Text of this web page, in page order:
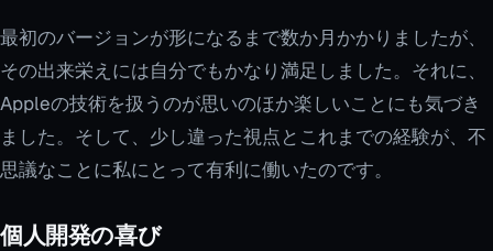
最初のバージョンが形になるまで数か月かかりましたが、
その出来栄えには自分でもかなり満足しました。それに、
Appleの技術を扱うのが思いのほか楽しいことにも気づき
ました。そして、少し違った視点とこれまでの経験が、不
思議なことに私にとって有利に働いたのです。
個人開発の喜び